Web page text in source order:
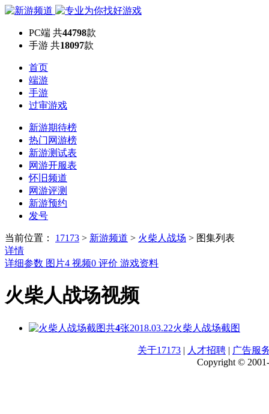
PC端 共44798款
手游 共18097款
首页
端游
手游
过审游戏
新游期待榜
热门网游榜
新游测试表
网游开服表
怀旧频道
网游评测
新游预约
发号
当前位置： 17173 > 新游频道 > 火柴人战场 > 图集列表
详情
详细参数 图片4 视频0 评价 游戏资料
火柴人战场视频
共4张2018.03.22火柴人战场截图
关于17173 | 人才招聘 | 广告服
Copyright ©